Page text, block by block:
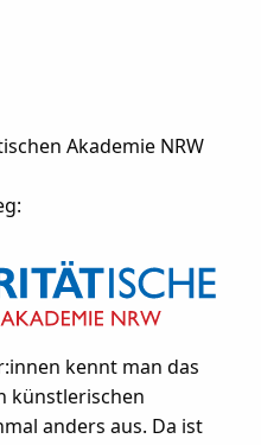
Akademie NRW
kennt man das
künstlerischen
anders aus. Da ist